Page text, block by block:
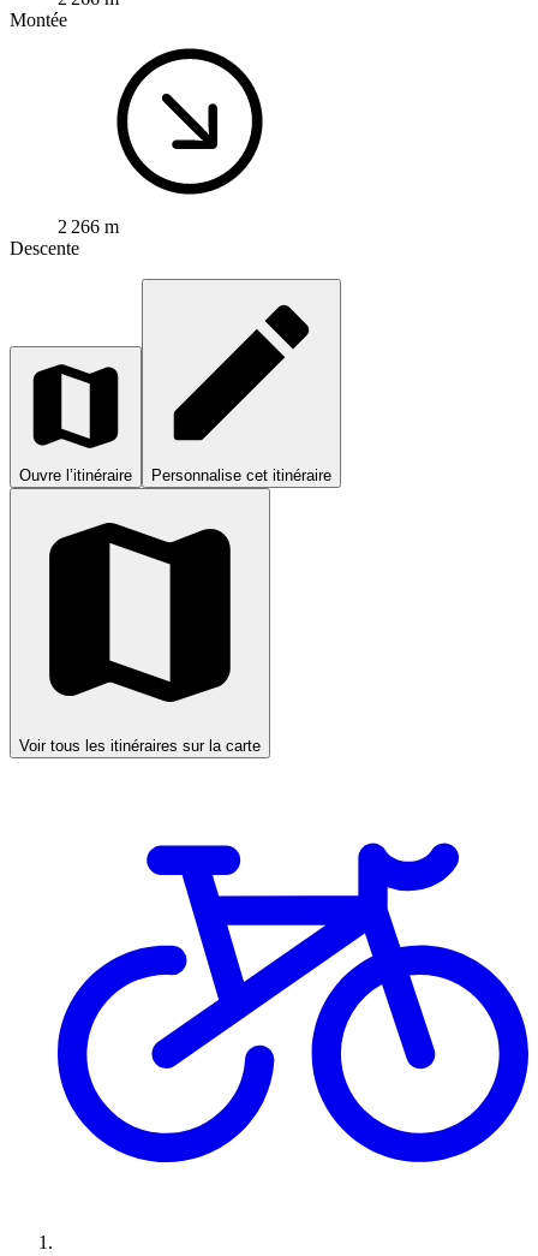
Montée
2 266 m
Descente
Ouvre l’itinéraire Personnalise cet itinéraire
Voir tous les itinéraires sur la carte